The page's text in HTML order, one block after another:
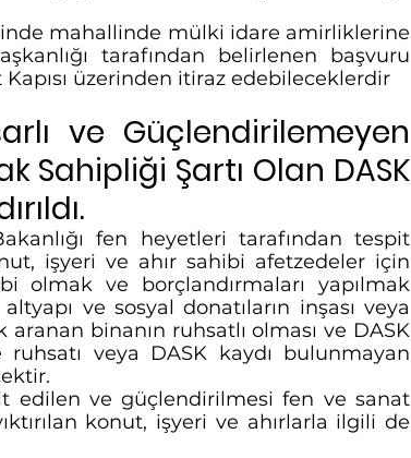
mahallinde mülki idare amirliklerine
tarafından belirlenen başvuru
üzerinden itiraz edebileceklerdir
ve Güçlendirilemeyen
Sahipliği Şartı Olan DASK
fen heyetleri tarafından tespit
işyeri ve ahır sahibi afetzedeler için
olmak ve borçlandırmaları yapılmak
ve sosyal donatıların inşası veya
binanın ruhsatlı olması ve DASK
ruhsatı veya DASK kaydı bulunmayan
edilen ve güçlendirilmesi fen ve sanat
konut, işyeri ve ahırlarla ilgili de